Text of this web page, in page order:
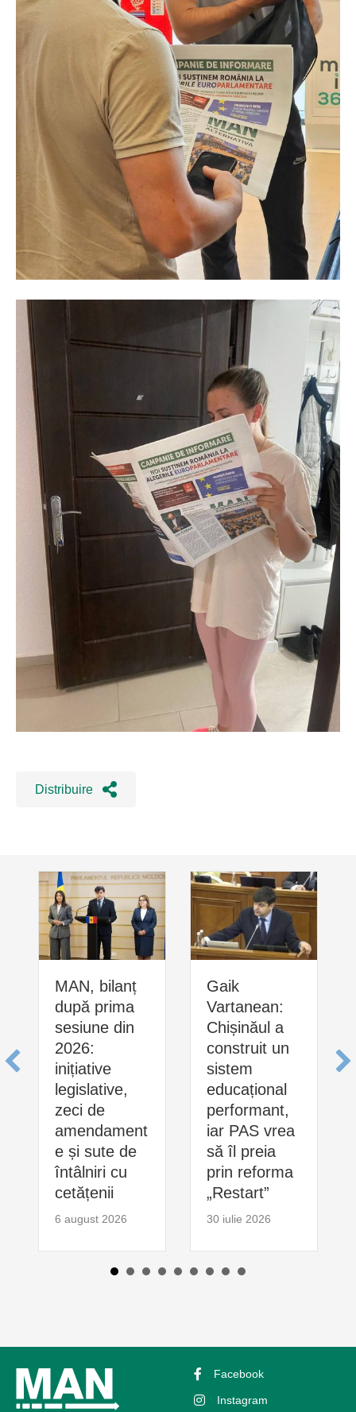
Distribuire
MAN, bilanț
după prima
sesiune din
2026:
inițiative
legislative,
zeci de
amendament
e și sute de
întâlniri cu
cetățenii
6 august 2026
Gaik
Vartanean:
Chișinăul a
construit un
sistem
educațional
performant,
iar PAS vrea
să îl preia
prin reforma
„Restart”
30 iulie 2026
Facebook
Instagram